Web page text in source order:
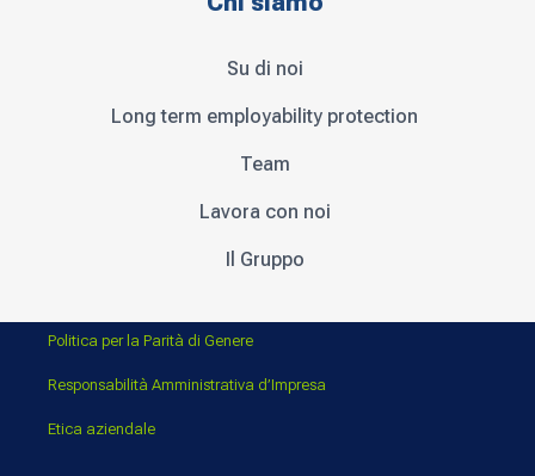
Su di noi
Long term employability protection
Team
Lavora con noi
Il Gruppo
Politica per la Parità di Genere
Responsabilità Amministrativa d’Impresa
Etica aziendale